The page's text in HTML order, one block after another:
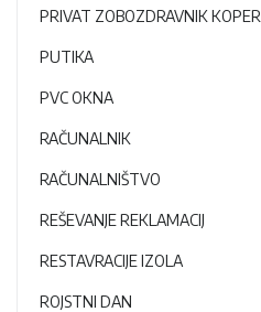
PRIVAT ZOBOZDRAVNIK KOPER
PUTIKA
PVC OKNA
RAČUNALNIK
RAČUNALNIŠTVO
REŠEVANJE REKLAMACIJ
RESTAVRACIJE IZOLA
ROJSTNI DAN